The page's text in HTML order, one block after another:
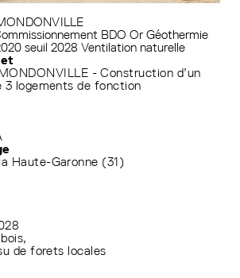
BDO Or Géothermie
seuil 2028 Ventilation naturelle
- Construction d’un
3 logements de fonction
Haute-Garonne (31)
de forets locales